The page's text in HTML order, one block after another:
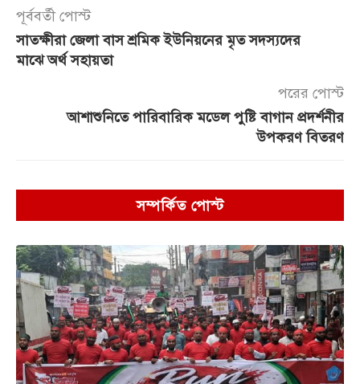
পূর্ববর্তী পোস্ট
সাতক্ষীরা জেলা বাস শ্রমিক ইউনিয়নের মৃত সদস্যদের
মাঝে অর্থ সহায়তা
পরের পোস্ট
আশাশুনিতে পারিবারিক মডেল পুষ্টি বাগান প্রদর্শনীর
উপকরণ বিতরণ
সম্পর্কিত পোস্ট